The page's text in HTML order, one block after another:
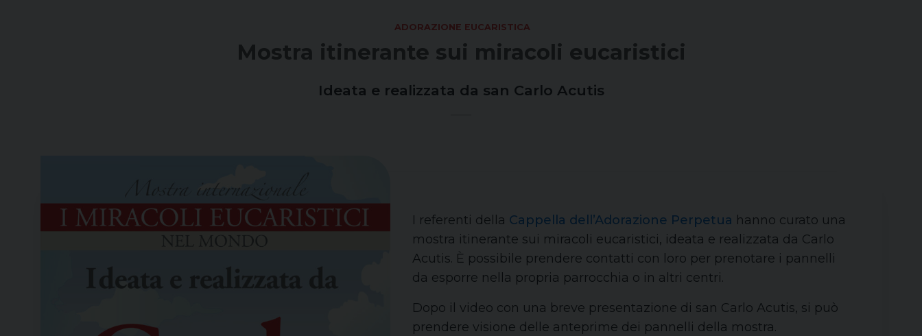
ADORAZIONE EUCARISTICA
Mostra itinerante sui miracoli eucaristici
Ideata e realizzata da san Carlo Acutis
I referenti della Cappella dell’Adorazione Perpetua hanno curato una
mostra itinerante sui miracoli eucaristici, ideata e realizzata da Carlo
Acutis. È possibile prendere contatti con loro per prenotare i pannelli
da esporre nella propria parrocchia o in altri centri.
Dopo il video con una breve presentazione di san Carlo Acutis, si può
prendere visione delle anteprime dei pannelli della mostra.